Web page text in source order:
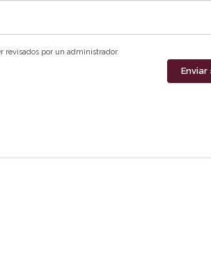
revisados por un administrador.